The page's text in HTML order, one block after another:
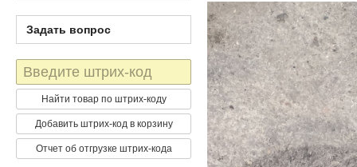
Задать вопрос
Штрих-
код
Найти товар по штрих-коду
Добавить штрих-код в корзину
Отчет об отгрузке штрих-кода